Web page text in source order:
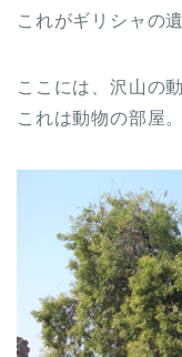
これがギリシャの
ここには、沢山の
これは動物の部屋。